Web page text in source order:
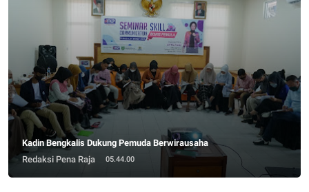
Kadin Bengkalis Dukung Pemuda Berwirausaha
Redaksi Pena Raja
05.44.00